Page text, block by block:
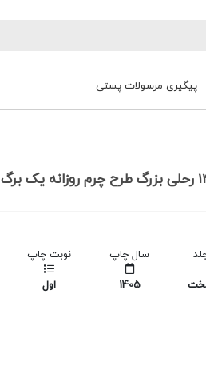
پیگیری مرسولات پستی
سال چاپ
1405
نوبت چاپ
اول